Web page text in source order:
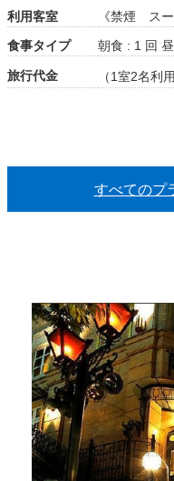
利用客室
《禁煙 ス
食事タイプ
朝食 : 1 回
旅行代金 （1室2名利用
すべてのプ